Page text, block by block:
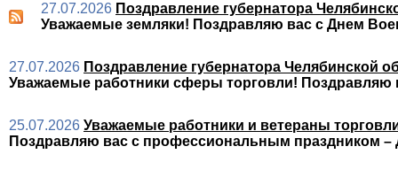
27.07.2026 Поздравление губернатора
Уважаемые земляки! Поздравляю вас с Днем
27.07.2026 Поздравление губернатора Челябинской
Уважаемые работники сферы торговли!
25.07.2026 Уважаемые работники и ветераны
Поздравляю вас с профессиональным праздником –